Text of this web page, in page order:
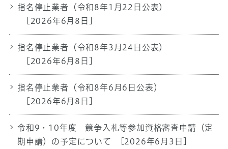
指名停止業者（令和8年1月22日公表）
[2026年6月8日]
指名停止業者（令和8年3月24日公表）
[2026年6月8日]
指名停止業者（令和8年6月6日公表）
[2026年6月8日]
令和9・10年度 競争入札等参加資格審査申請（定
期申請）の予定について
[2026年6月3日]